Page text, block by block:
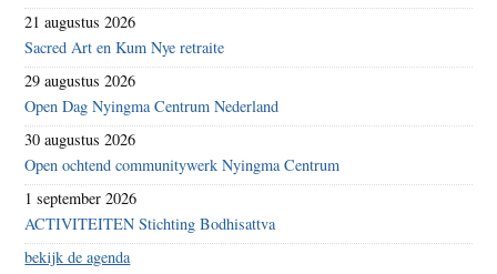
21 augustus 2026
Sacred Art en Kum Nye retraite
29 augustus 2026
Open Dag Nyingma Centrum Nederland
30 augustus 2026
Open ochtend communitywerk Nyingma Centrum
1 september 2026
ACTIVITEITEN Stichting Bodhisattva
bekijk de agenda